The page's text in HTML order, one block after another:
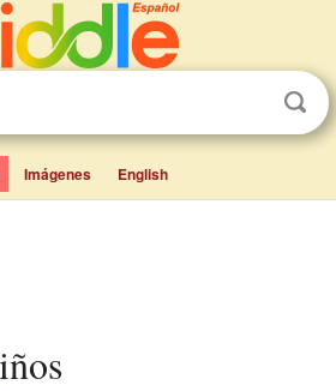
Imágenes English